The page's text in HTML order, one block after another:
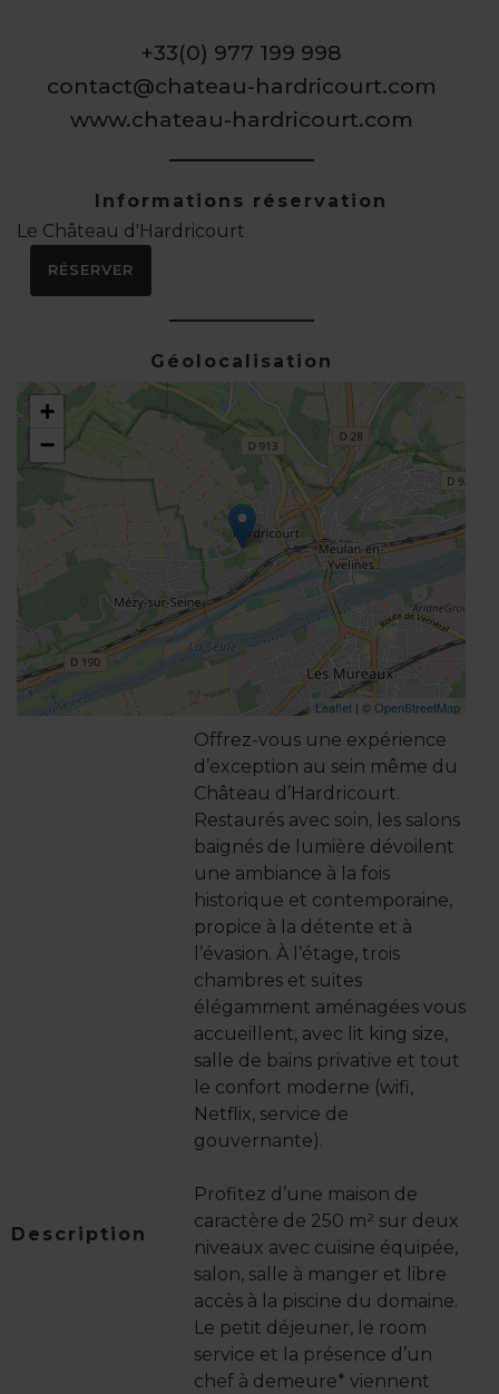
+33(0) 977 199 998
contact@chateau-hardricourt.com
www.chateau-hardricourt.com
Informations réservation
Le Château d'Hardricourt
RÉSERVER
Géolocalisation
+
−
Leaflet | ©OpenStreetMap
Description
Offrez-vous une expérience
d’exception au sein même du
Château d’Hardricourt.
Restaurés avec soin, les salons
baignés de lumière dévoilent
une ambiance à la fois
historique et contemporaine,
propice à la détente et à
l’évasion. À l’étage, trois
chambres et suites
élégamment aménagées vous
accueillent, avec lit king size,
salle de bains privative et tout
le confort moderne (wifi,
Netflix, service de
gouvernante).
Profitez d’une maison de
caractère de 250 m² sur deux
niveaux avec cuisine équipée,
salon, salle à manger et libre
accès à la piscine du domaine.
Le petit déjeuner, le room
service et la présence d’un
chef à demeure* viennent